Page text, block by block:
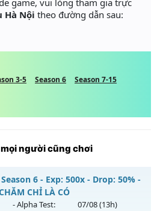
game, vui lòng tham gia trực
Hà Nội theo đường dẫn sau:
3-5 Season 6
Season 7-15
người cũng chơi
6 - Exp: 500x - Drop: 50% -
CHỈ LÀ CÓ
- Alpha Test: 07/08(13h)